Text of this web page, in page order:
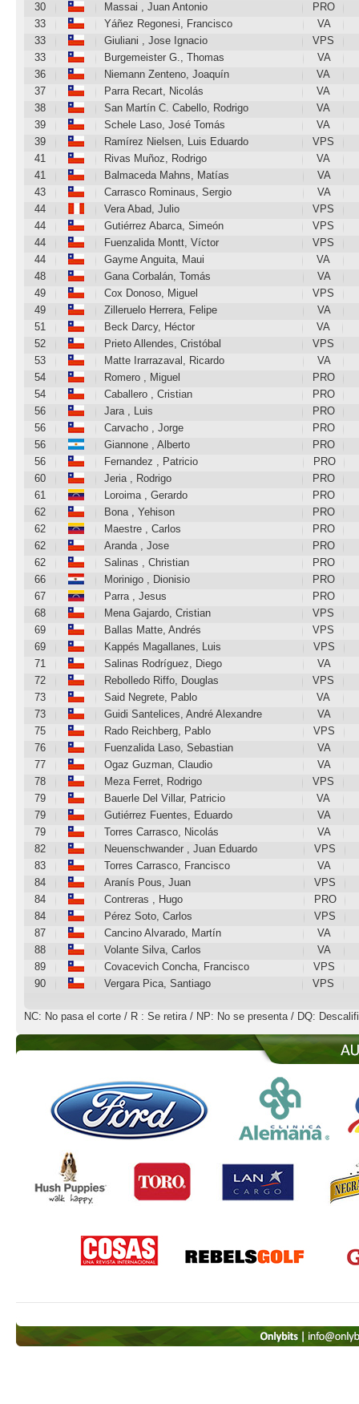
30
Massai , Juan Antonio
PRO
33
Yáñez Regonesi, Francisco
VA
33
Giuliani , Jose Ignacio
VPS
33
Burgemeister G., Thomas
VA
36
Niemann Zenteno, Joaquín
VA
37
Parra Recart, Nicolás
VA
38
San Martín C. Cabello, Rodrigo
VA
39
Schele Laso, José Tomás
VA
39
Ramírez Nielsen, Luis Eduardo
VPS
41
Rivas Muñoz, Rodrigo
VA
41
Balmaceda Mahns, Matías
VA
43
Carrasco Rominaus, Sergio
VA
44
Vera Abad, Julio
VPS
44
Gutiérrez Abarca, Simeón
VPS
44
Fuenzalida Montt, Víctor
VPS
44
Gayme Anguita, Maui
VA
48
Gana Corbalán, Tomás
VA
49
Cox Donoso, Miguel
VPS
49
Zilleruelo Herrera, Felipe
VA
51
Beck Darcy, Héctor
VA
52
Prieto Allendes, Cristóbal
VPS
53
Matte Irarrazaval, Ricardo
VA
54
Romero , Miguel
PRO
54
Caballero , Cristian
PRO
56
Jara , Luis
PRO
56
Carvacho , Jorge
PRO
56
Giannone , Alberto
PRO
56
Fernandez , Patricio
PRO
60
Jeria , Rodrigo
PRO
61
Loroima , Gerardo
PRO
62
Bona , Yehison
PRO
62
Maestre , Carlos
PRO
62
Aranda , Jose
PRO
62
Salinas , Christian
PRO
66
Morinigo , Dionisio
PRO
67
Parra , Jesus
PRO
68
Mena Gajardo, Cristian
VPS
69
Ballas Matte, Andrés
VPS
69
Kappés Magallanes, Luis
VPS
71
Salinas Rodríguez, Diego
VA
72
Rebolledo Riffo, Douglas
VPS
73
Said Negrete, Pablo
VA
73
Guidi Santelices, André Alexandre
VA
75
Rado Reichberg, Pablo
VPS
76
Fuenzalida Laso, Sebastian
VA
77
Ogaz Guzman, Claudio
VA
78
Meza Ferret, Rodrigo
VPS
79
Bauerle Del Villar, Patricio
VA
79
Gutiérrez Fuentes, Eduardo
VA
79
Torres Carrasco, Nicolás
VA
82
Neuenschwander , Juan Eduardo
VPS
83
Torres Carrasco, Francisco
VA
84
Aranís Pous, Juan
VPS
84
Contreras , Hugo
PRO
84
Pérez Soto, Carlos
VPS
87
Cancino Alvarado, Martín
VA
88
Volante Silva, Carlos
VA
89
Covacevich Concha, Francisco
VPS
90
Vergara Pica, Santiago VPS
NC: No pasa el corte / R : Se retira / NP: No se presenta / DQ: